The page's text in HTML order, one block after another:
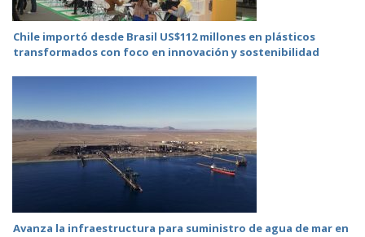
Chile importó desde Brasil US$112 millones en plásticos
transformados con foco en innovación y sostenibilidad
Avanza la infraestructura para suministro de agua de mar en